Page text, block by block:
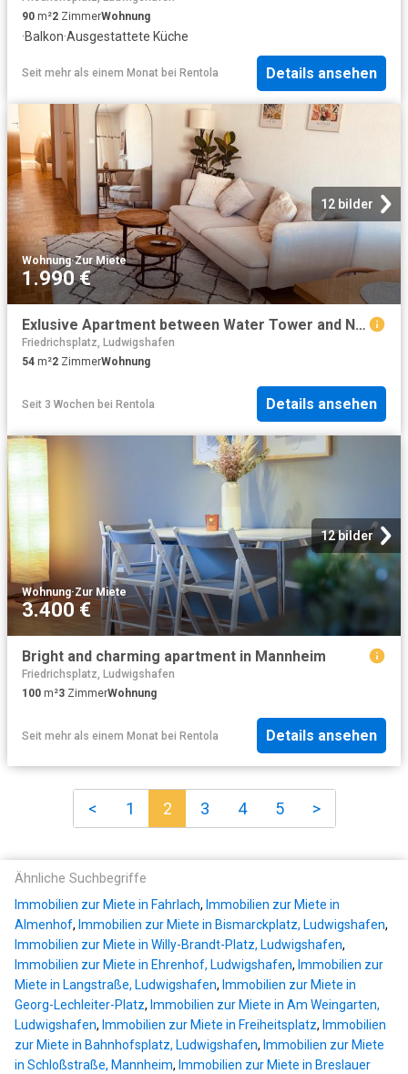
90 m²2 ZimmerWohnung
·Balkon·Ausgestattete Küche
Seit mehr als einem Monat bei Rentola Details ansehen
12 bilder
Wohnung·Zur Miete
1.990 €
Exlusive Apartment between Water Tower and National Theatre in Mannheim
Friedrichsplatz, Ludwigshafen
54 m²2 ZimmerWohnung
Seit 3 Wochen bei Rentola Details ansehen
12 bilder
Wohnung·Zur Miete
3.400 €
Bright and charming apartment in Mannheim
Friedrichsplatz, Ludwigshafen
100 m²3 ZimmerWohnung
Seit mehr als einem Monat bei Rentola Details ansehen
< 1 2 3 4 5 >
Ähnliche Suchbegriffe
Immobilien zur Miete in Fahrlach, Immobilien zur Miete in
Almenhof, Immobilien zur Miete in Bismarckplatz, Ludwigshafen,
Immobilien zur Miete in Willy-Brandt-Platz, Ludwigshafen,
Immobilien zur Miete in Ehrenhof, Ludwigshafen, Immobilien zur
Miete in Langstraße, Ludwigshafen, Immobilien zur Miete in
Georg-Lechleiter-Platz, Immobilien zur Miete in Am Weingarten,
Ludwigshafen, Immobilien zur Miete in Freiheitsplatz, Immobilien
zur Miete in Bahnhofsplatz, Ludwigshafen, Immobilien zur Miete
in Schloßstraße, Mannheim, Immobilien zur Miete in Breslauer